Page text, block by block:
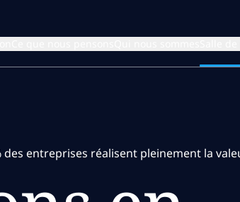
entreprises réalisent pleinement la